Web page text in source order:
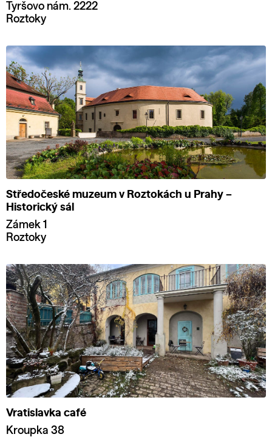
Tyršovo nám. 2222
Roztoky
Středočeské muzeum v Roztokách u Prahy –
Historický sál
Zámek 1
Roztoky
Vratislavka café
Kroupka 38